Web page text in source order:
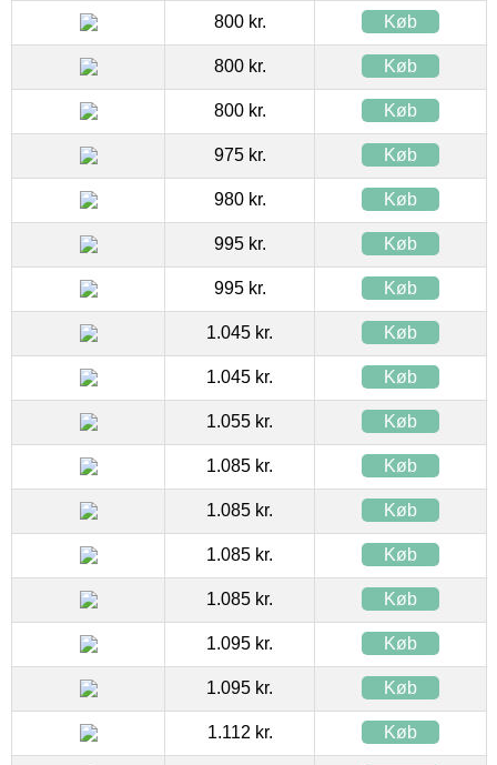
800 kr. Køb
800 kr. Køb
800 kr. Køb
975 kr. Køb
980 kr. Køb
995 kr. Køb
995 kr. Køb
1.045 kr. Køb
1.045 kr. Køb
1.055 kr. Køb
1.085 kr. Køb
1.085 kr. Køb
1.085 kr. Køb
1.085 kr. Køb
1.095 kr. Køb
1.095 kr. Køb
1.112 kr. Køb